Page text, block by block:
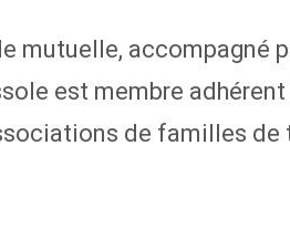
mutuelle, accompagné
est membre
de familles de